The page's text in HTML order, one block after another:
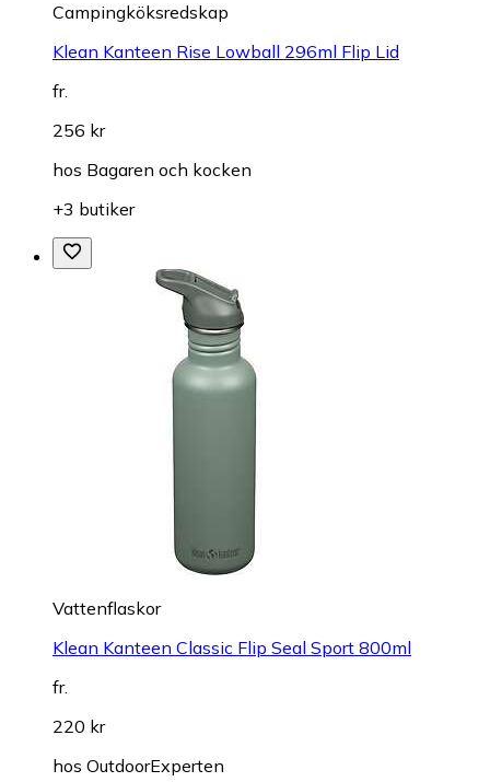
Campingköksredskap
Klean Kanteen Rise Lowball 296ml Flip Lid
fr.
256 kr
hos Bagaren och kocken
+3 butiker
Vattenflaskor
Klean Kanteen Classic Flip Seal Sport 800ml
fr.
220 kr
hos OutdoorExperten